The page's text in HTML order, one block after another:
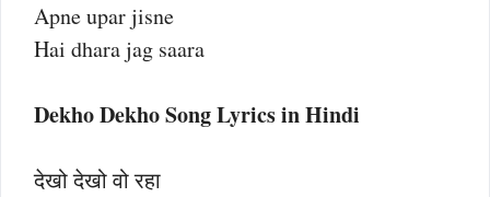
Apne upar jisne
Hai dhara jag saara
Dekho Dekho Song Lyrics in Hindi
देखो देखो वो रहा